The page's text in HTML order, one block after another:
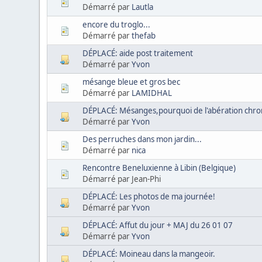
Démarré par Lautla
encore du troglo...
Démarré parthefab
DÉPLACÉ: aide post traitement
Démarré parYvon
mésange bleue et gros bec
Démarré par LAMIDHAL
DÉPLACÉ: Mésanges,pourquoi de l'abération
Démarré parYvon
Des perruches dans mon jardin...
Démarré par nica
Rencontre Beneluxienne à Libin (Belgique)
Démarré par Jean-Phi
DÉPLACÉ: Les photos de ma journée!
Démarré parYvon
DÉPLACÉ: Affut du jour + MAJ du 26 01 07
Démarré parYvon
DÉPLACÉ: Moineau dans la mangeoir.